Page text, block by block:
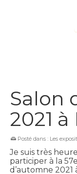
Salon
2021
Posté dans : Les
Je suis très
participer à la
d’automne 2021